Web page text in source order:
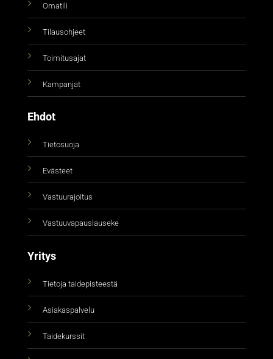
Omatili
Tilausohjeet
Toimitusajat
Kampanjat
Ehdot
Tietosuoja
Evästeet
Vastuurajoitus
Vastuuvapauslauseke
Yritys
Tietoja taidepisteestä
Asiakaspalvelu
Taidekurssit